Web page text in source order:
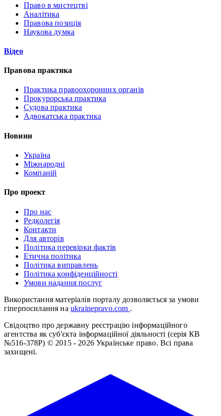
Право в мистецтві
Аналітика
Правова позиція
Наукова думка
Відео
Правова практика
Практика правоохоронних органів
Прокурорська практика
Судова практика
Адвокатська практика
Новини
Україна
Міжнародні
Компаній
Про проект
Про нас
Редколегія
Контакти
Для авторів
Політика перевірки фактів
Етична політика
Політика виправлень
Політика конфіденційності
Умови надання послуг
Використання матеріалів порталу дозволяється за умови
гіперпосилання на ukrainepravo.com .
Свідоцтво про державну реєстрацію інформаційного
агентства як суб'єкта інформаційної діяльності (серія КВ
№516-378Р) © 2015 - 2026 Українське право. Всі права
захищені.